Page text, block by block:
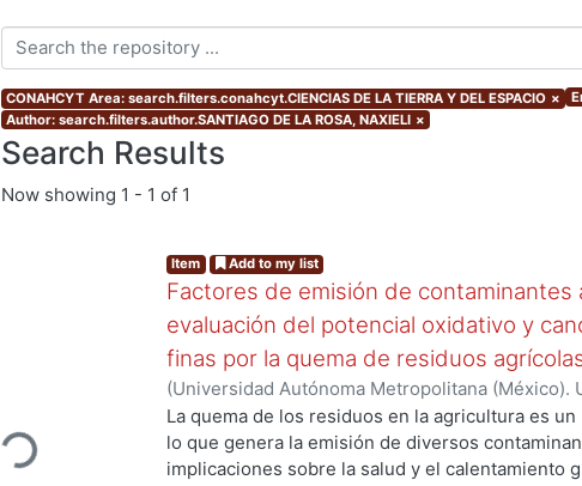
CONAHCYT Area: search.filters.conahcyt.CIENCIAS DE LA TIERRA Y DEL ESPACIO ×
Author: search.filters.author.SANTIAGO DE LA ROSA, NAXIELI ×
Search Results
Now showing 1 - 1 of 1
Loading...
Item Add to my list
Factores de emisión de
evaluación del potencial oxidativo y
finas por la quema de residuos
(Universidad Autónoma Metropolitana (México).
de Servicios de Información.,2017)SANTIAGO
La quema de los residuos en la agricultura es
lo que genera la emisión de diversos
implicaciones sobre la salud y el calentamiento